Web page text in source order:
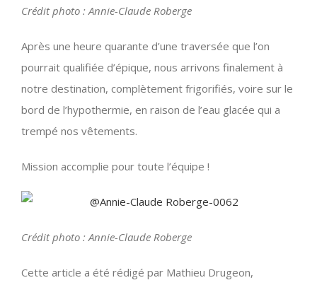
Crédit photo : Annie-Claude Roberge
Après une heure quarante d’une traversée que l’on
pourrait qualifiée d’épique, nous arrivons finalement à
notre destination, complètement frigorifiés, voire sur le
bord de l’hypothermie, en raison de l’eau glacée qui a
trempé nos vêtements.
Mission accomplie pour toute l’équipe !
Crédit photo : Annie-Claude Roberge
Cette article a été rédigé par Mathieu Drugeon,